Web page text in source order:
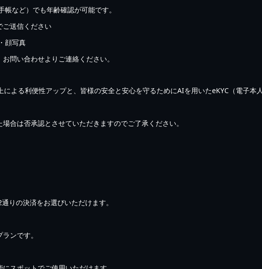
など）でも年齢確認が可能です。
ご送信ください
顔写真
問い合わせよりご連絡ください。
よる利便性アップと、皆様の安全と安心を守るためにAIを用いたeKYC（電子本
合は否承認とさせていただきますのでご了承ください。
りの決済をお選びいただけます。
ンです。